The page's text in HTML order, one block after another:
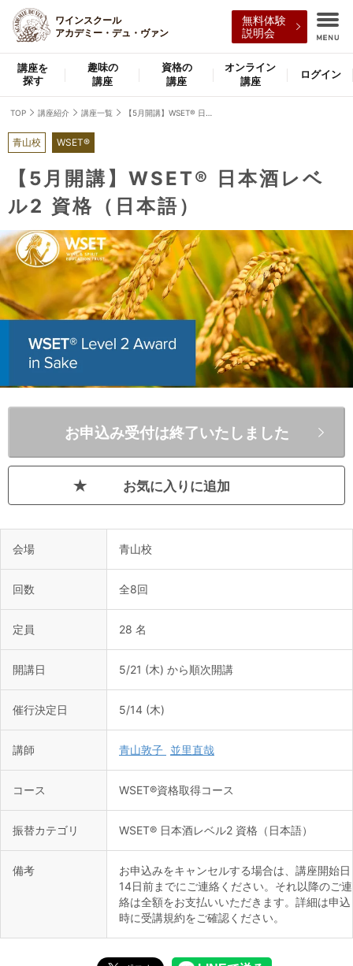
ワインスクール
アカデミー・デュ・ヴァン
無料体験
説明会
講座を
探す
趣味の
講座
資格の
講座
オンライン
講座
ログイン
TOP 講座紹介 講座一覧
青山校 WSET®
【5月開講】WSET® 日本酒レベ
ル2 資格（日本語）
お気に入りに追加
お申込み受付は終了いたしました
会場 青山校
回数 全8回
定員 28 名
開講日 5/21 (木) から順次開講
催行決定日 5/14 (木)
講師 青山敦子 並里直哉
コース WSET®資格取得コース
振替カテゴリ WSET® 日本酒レベル2 資格（日本語）
備考
お申込みをキャンセルする場合は、講座開始日
14日前までにご連絡ください。それ以降のご連
絡は全額をお支払いいただきます。詳細は申込
時に受講規約をご確認ください。